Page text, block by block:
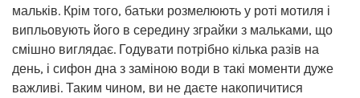
мальків. Крім того, батьки розмелюють у роті мотиля і
випльовують його в середину зграйки з мальками, що
смішно виглядає. Годувати потрібно кілька разів на
день, і сифон дна з заміною води в такі моменти дуже
важливі. Таким чином, ви не даєте накопичитися